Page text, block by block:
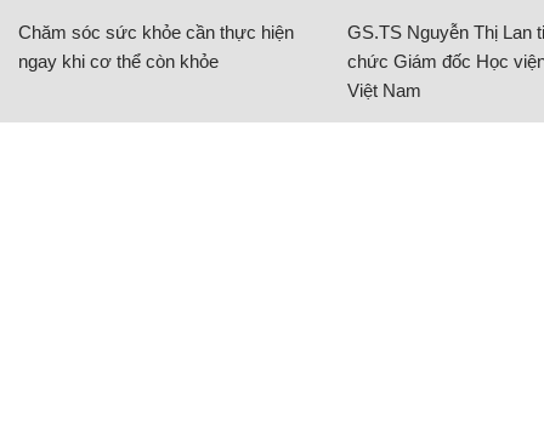
Chăm sóc sức khỏe cần thực hiện
ngay khi cơ thể còn khỏe
GS.TS Nguyễn Thị Lan
chức Giám đốc Học
Việt Nam